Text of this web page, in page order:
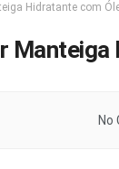
Hidratante com
No